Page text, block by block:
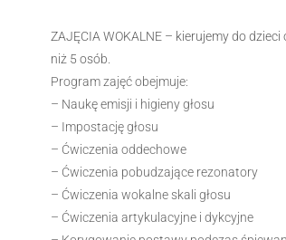
ZAJĘCIA WOKALNE – kierujemy do
niż 5 osób.
Program zajęć obejmuje:
– Naukę emisji i higieny głosu
– Impostację głosu
– Ćwiczenia oddechowe
– Ćwiczenia pobudzające rezonatory
– Ćwiczenia wokalne skali głosu
– Ćwiczenia artykulacyjne i dykcyjne